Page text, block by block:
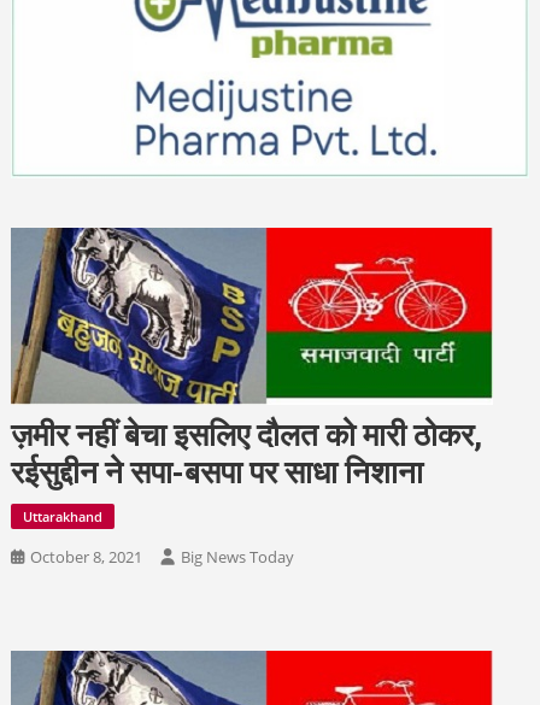
ज़मीर नहीं बेचा इसलिए दौलत को मारी ठोकर,
रईसुद्दीन ने सपा-बसपा पर साधा निशाना
Uttarakhand
October 8, 2021 Big News Today